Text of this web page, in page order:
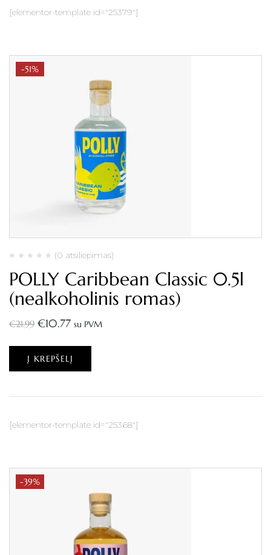
[elementor-template id="25379"]
-51%
(0 atsiliepimas)
POLLY Caribbean Classic 0.5l
(nealkoholinis romas)
€21.99 €10.77 su PVM
Į KREPŠELĮ
[elementor-template id="25368"]
-39%